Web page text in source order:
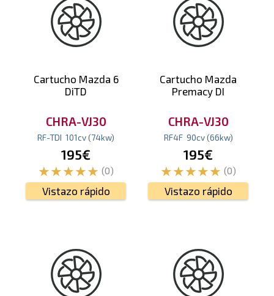
Cartucho Mazda 6
DiTD
CHRA-VJ30
RF-TDI 101cv(74kw)
195€
(0)
Vistazo rápido
Cartucho Mazda
Premacy DI
CHRA-VJ30
RF4F 90cv (66kw)
195€
(0)
Vistazo rápido